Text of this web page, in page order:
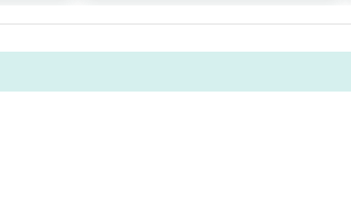
molybdeen. Er zijn verschillende soorten
van hun metallurgische structuur en de